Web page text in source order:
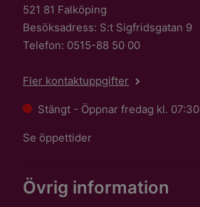
521 81 Falköping
Besöksadress: S:t Sigfridsgatan 9
Telefon: 0515-88 50 00
Fler kontaktuppgifter
Stängt - Öppnar fredag kl. 07:30
Se öppettider
Övrig information